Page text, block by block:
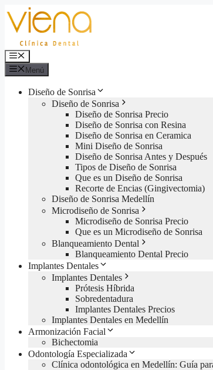
al
contenido
Menú
Menú
Diseño de Sonrisa
Diseño de Sonrisa
Diseño de Sonrisa Precio
Diseño de Sonrisa con Resina
Diseño de Sonrisa en Ceramica
Mini Diseño de Sonrisa
Diseño de Sonrisa Antes y Después
Tipos de Diseño de Sonrisa
Que es un Diseño de Sonrisa
Recorte de Encias (Gingivectomia)
Diseño de Sonrisa Medellín
Microdiseño de Sonrisa
Microdiseño de Sonrisa Precio
Que es un Microdiseño de Sonrisa
Blanqueamiento Dental
Blanqueamiento Dental Precio
Implantes Dentales
Implantes Dentales
Prótesis Híbrida
Sobredentadura
Implantes Dentales Precios
Implantes Dentales en Medellín
Armonización Facial
Bichectomia
Odontología Especializada
Clínica odontológica en Medellín: Guía